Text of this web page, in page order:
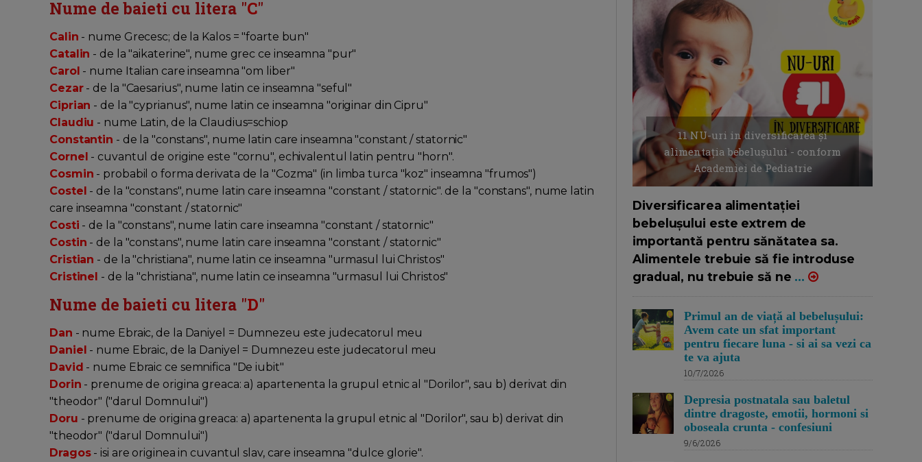
Nume de baieti cu litera "C"
Calin - nume Grecesc; de la Kalos = "foarte bun"
Catalin - de la "aikaterine", nume grec ce inseamna "pur"
Carol - nume Italian care inseamna "om liber"
Cezar- de la "Caesarius", nume latin ce inseamna "seful"
Ciprian - de la "cyprianus", nume latin ce inseamna "originar din Cipru"
Claudiu - nume Latin, de la Claudius=schiop
Constantin - de la "constans", nume latin care inseamna "constant / statornic"
Cornel - cuvantul de origine este "cornu", echivalentul latin pentru "horn".
Cosmin - probabil o forma derivata de la "Cozma" (in limba turca "koz" inseamna "frumos")
Costel - de la "constans", nume latin care inseamna "constant / statornic". de la "constans", nume latin
care inseamna "constant / statornic"
Costi - de la "constans", nume latin care inseamna "constant / statornic"
Costin - de la "constans", nume latin care inseamna "constant / statornic"
Cristian - de la "christiana", nume latin ce inseamna "urmasul lui Christos"
Cristinel - de la "christiana", nume latin ce inseamna "urmasul lui Christos"
Nume de baieti cu litera "D"
Dan - nume Ebraic, de la Daniyel = Dumnezeu este judecatorul meu
Daniel - nume Ebraic, de la Daniyel = Dumnezeu este judecatorul meu
David - nume Ebraic ce semnifica "De iubit"
Dorin - prenume de origina greaca: a) apartenenta la grupul etnic al "Dorilor", sau b) derivat din
"theodor" ("darul Domnului")
Doru - prenume de origina greaca: a) apartenenta la grupul etnic al "Dorilor", sau b) derivat din
"theodor" ("darul Domnului")
Dragos- isi are originea in cuvantul slav, care inseamna "dulce glorie".
11 NU-uri in diversificarea și
alimentația bebelușului - conform
Academiei de Pediatrie
Diversificarea alimentației
bebelușului este extrem de
importantă pentru sănătatea sa.
Alimentele trebuie să fie introduse
gradual, nu trebuie să ne ...
Primul an de viață al bebelușului:
Avem cate un sfat important
pentru fiecare luna - si ai sa vezi ca
te va ajuta
10/7/2026
Depresia postnatala sau baletul
dintre dragoste, emotii, hormoni si
oboseala crunta - confesiuni
9/6/2026